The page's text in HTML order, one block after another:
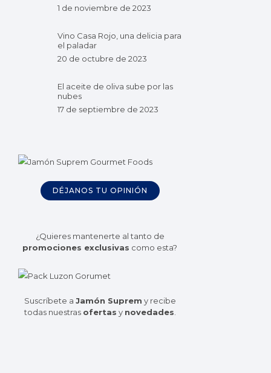
1 de noviembre de 2023
Vino Casa Rojo, una delicia para
el paladar
20 de octubre de 2023
El aceite de oliva sube por las
nubes
17 de septiembre de 2023
DÉJANOS TU OPINIÓN
¿Quieres mantenerte al tanto de
promociones exclusivas como esta?
Suscríbete a Jamón Suprem y recibe
todas nuestras ofertas y novedades